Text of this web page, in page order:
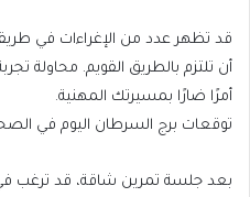
قد تظهر عدد من الإغراءات في
أن تلتزم بالطريق القويم. محاولة
أمرًا ضارًا بمسيرتك المهنية.
توقعات برج السرطان اليوم في
بعد جلسة تمرين شاقة، قد ترغب